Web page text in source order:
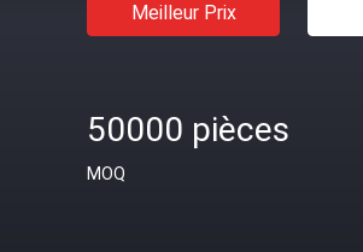
Meilleur Prix
50000 pièces
MOQ